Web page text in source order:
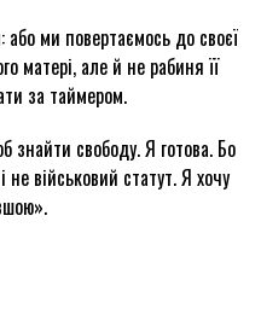
ми повертаємось до своєї
матері, але й не рабиня її
за таймером.
знайти свободу. Я готова. Бо
військовий статут. Я хочу